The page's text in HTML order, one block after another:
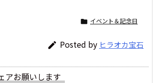
 イベント＆記念日
 Posted by ヒラオカ宝石
アお願いします